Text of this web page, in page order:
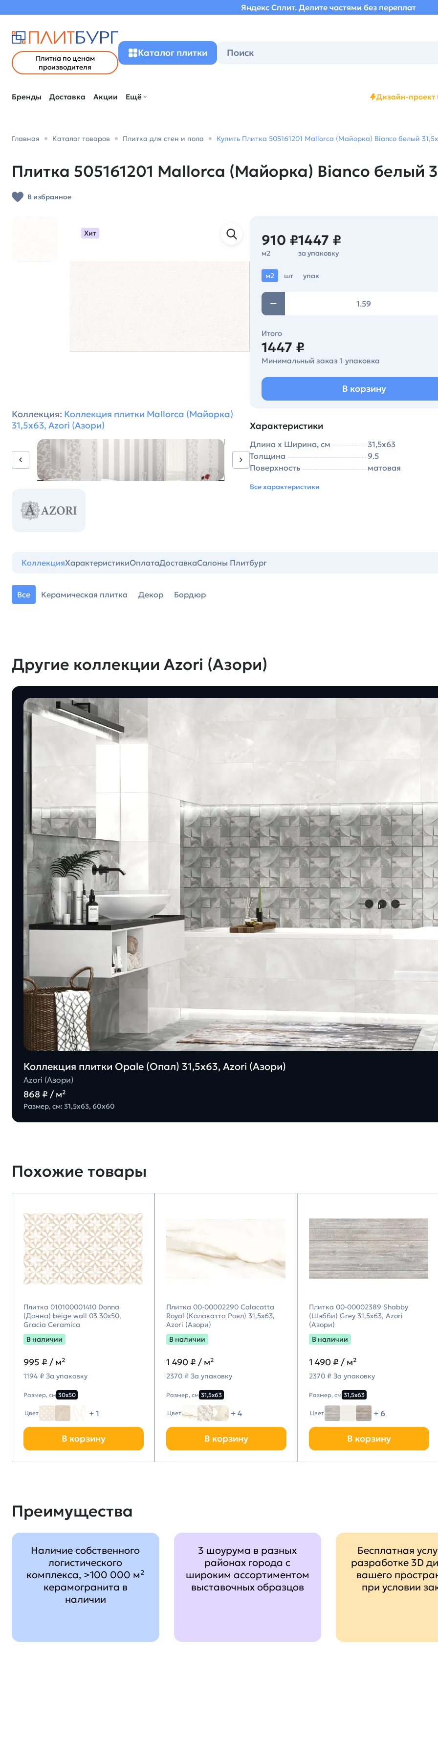
Яндекс Сплит. Делите частями без переплат
Плитка по ценам
производителя
Каталог плитки
Бренды Доставка Акции Ещё Дизайн-проект
Главная Каталог товаров Плитка для стен и пола Купить Плитка 505161201 Mallorca (Майорка) Bianco белый
Плитка 505161201 Mallorca (Майорка) Bianco белый
В избранное
Хит
Коллекция: Коллекция плитки Mallorca (Майорка)
31,5х63, Azori (Азори)
910 ₽
м2
1447 ₽
за упаковку
м2 шт упак
Итого
1447 ₽
Минимальный заказ 1 упаковка
В корзину
Характеристики
Длина х Ширина, см
31,5х63
Толщина
9.5
Поверхность
матовая
Все характеристики
КоллекцияХарактеристикиОплатаДоставкаСалоны Плитбург
Все Керамическая плитка Декор Бордюр
Другие коллекции Azori (Азори)
Коллекция плитки Opale (Опал) 31,5х63, Azori (Азори)
Azori (Азори)
868 ₽ / м²
Размер, см: 31,5х63, 60х60
Похожие товары
Плитка 010100001410 Donna
(Донна) beige wall 03 30х50,
Gracia Ceramica
В наличии
995 ₽ / м²
1194 ₽ За упаковку
Размер, см 30х50
Цвет + 1
В корзину
Плитка 00-00002290 Calacatta
Royal (Калакатта Роял) 31,5х63,
Azori (Азори)
В наличии
1 490 ₽ / м²
2370 ₽ За упаковку
Размер, см 31,5х63
Цвет + 4
В корзину
Плитка 00-00002389 Shabby
(Шэбби) Grey 31,5х63, Azori
(Азори)
В наличии
1 490 ₽ / м²
2370 ₽ За упаковку
Размер, см 31,5х63
Цвет + 6
В корзину
Преимущества
Наличие собственного
логистического
комплекса, >100 000 м²
керамогранита в
наличии
3 шоурума в разных
районах города с
широким ассортиментом
выставочных образцов
Бесплатная
разработке 3D
вашего
при условии